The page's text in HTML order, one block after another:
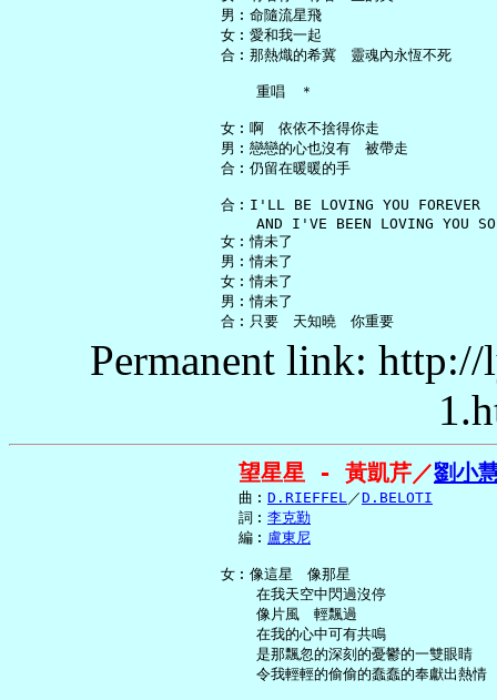
   男︰命隨流星飛
   女︰愛和我一起
   合︰那熱熾的希冀　靈魂內永恆不死
       重唱　＊
   女︰啊　依依不捨得你走
   男︰戀戀的心也沒有　被帶走
   合︰仍留在暖暖的手
   合︰I'LL BE LOVING YOU FOREVER
AND I'VE BEEN LOVING YOU
   女︰情未了
   男︰情未了
   女︰情未了
   男︰情未了
Permanent link:
望星星 - 黃凱芹／劉小
     曲︰
D.RIEFFEL／D.BELOTI
     詞︰
李克勤
     編︰
盧東尼
   女︰像這星　像那星
       在我天空中閃過沒停
       像片風　輕飄過
       在我的心中可有共鳴
       是那飄忽的深刻的憂鬱的一雙眼睛
       令我輕輕的偷偷的蠢蠢的奉獻出熱情